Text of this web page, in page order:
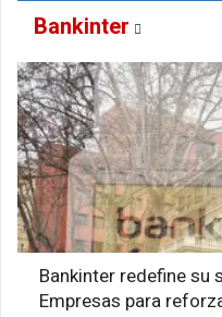
Bankinter
Bankinter redefine su
Empresas para